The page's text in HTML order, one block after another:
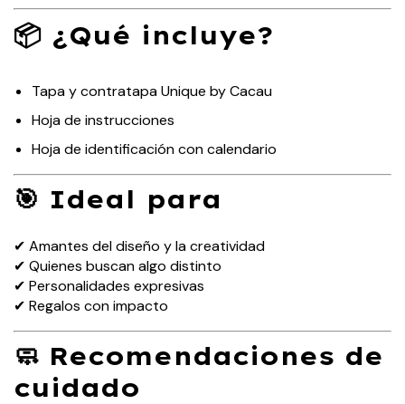
📦 ¿Qué incluye?
Tapa y contratapa Unique by Cacau
Hoja de instrucciones
Hoja de identificación con calendario
🎯 Ideal para
✔ Amantes del diseño y la creatividad
✔ Quienes buscan algo distinto
✔ Personalidades expresivas
✔ Regalos con impacto
🧼 Recomendaciones de
cuidado